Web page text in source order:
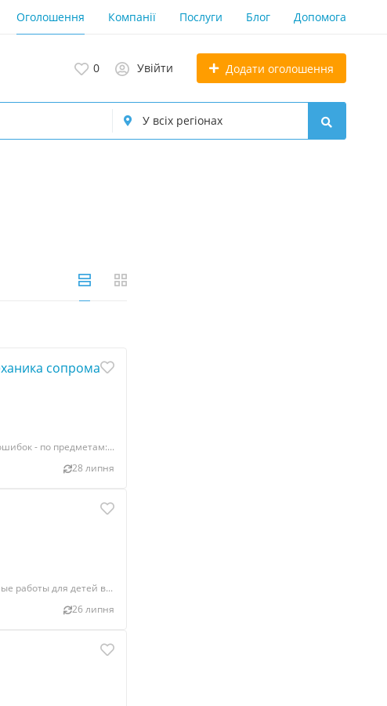
Оголошення Компанії Послуги Блог Допомога
0 Увійти Додати оголошення
сопромат
- по предметам:...
28 липня
работы для детей в...
26 липня